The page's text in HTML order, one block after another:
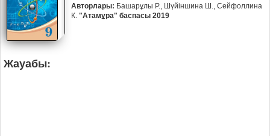
Авторлары: Башарұлы Р., Шүйіншина Ш., Сейфоллина
К. "Атамұра" баспасы 2019
Жауабы: